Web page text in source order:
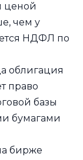
ценой
чем у
НДФЛ по
облигация
право
базы
бумагами
бирже